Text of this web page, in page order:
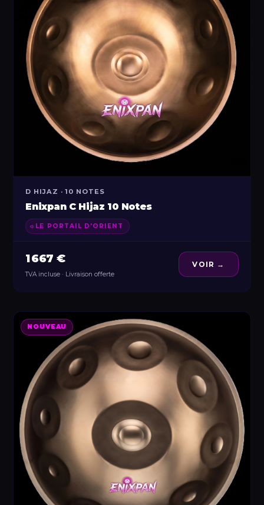
D HIJAZ · 10 NOTES
Enixpan C Hijaz 10 Notes
LE PORTAIL D'ORIENT
1 667 €
TVA incluse · Livraison offerte
VOIR →
NOUVEAU